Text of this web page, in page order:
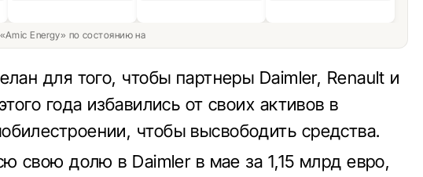
Energy» по состоянию на
для того, чтобы партнеры Daimler, Renault и
года избавились от своих активов в
чтобы высвободить средства.
свою долю в Daimler в мае за 1,15 млрд евро,